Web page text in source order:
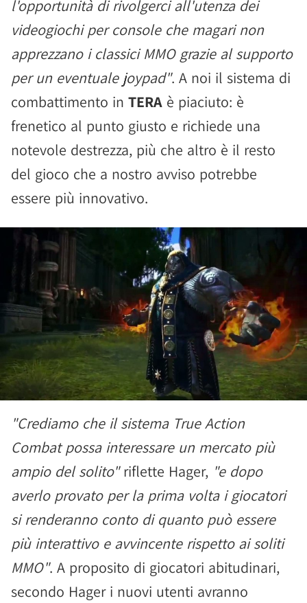
l'opportunità di rivolgerci all'utenza dei
videogiochi per console che magari non
apprezzano i classici MMO grazie al supporto
per un eventuale joypad". A noi il sistema di
combattimento in TERA è piaciuto: è
frenetico al punto giusto e richiede una
notevole destrezza, più che altro è il resto
del gioco che a nostro avviso potrebbe
essere più innovativo.
"Crediamo che il sistema True Action
Combat possa interessare un mercato più
ampio del solito"riflette Hager, "e dopo
averlo provato per la prima volta i giocatori
si renderanno conto di quanto può essere
più interattivo e avvincente rispetto ai soliti
MMO". A proposito di giocatori abitudinari,
secondo Hager i nuovi utenti avranno